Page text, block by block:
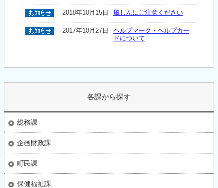
2018年10月15日 風しんにご注意ください
2017年10月27日
ヘルプマーク・ヘルプカー
ドについて
各課から探す
総務課
企画財政課
町民課
保健福祉課